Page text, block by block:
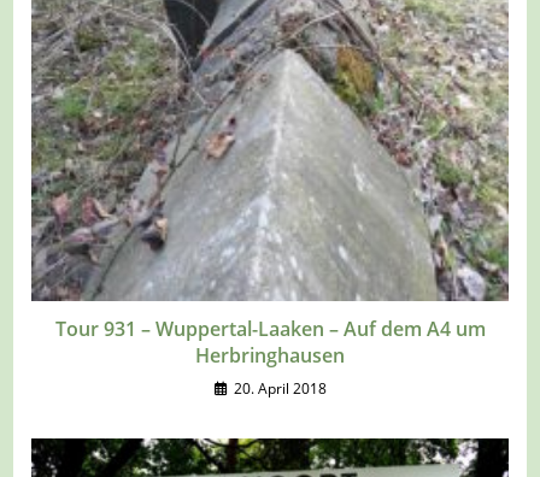
Tour 931 – Wuppertal-Laaken – Auf dem A4 um
Herbringhausen
20. April 2018